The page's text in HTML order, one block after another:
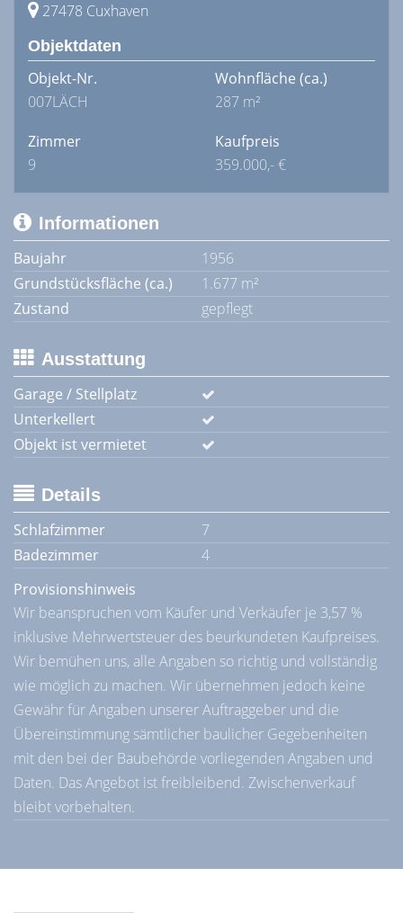
27478 Cuxhaven
Objektdaten
Objekt-Nr.
007LÄCH
Wohnfläche (ca.)
287 m²
Zimmer
9
Kaufpreis
359.000,- €
Informationen
Baujahr
1956
Grundstücksfläche (ca.)
1.677 m²
Zustand
gepflegt
Ausstattung
Garage / Stellplatz
Unterkellert
Objekt ist vermietet
Details
Schlafzimmer
7
Badezimmer
4
Provisionshinweis
Wir beanspruchen vom Käufer und Verkäufer je 3,57 %
inklusive Mehrwertsteuer des beurkundeten Kaufpreises.
Wir bemühen uns, alle Angaben so richtig und vollständig
wie möglich zu machen. Wir übernehmen jedoch keine
Gewähr für Angaben unserer Auftraggeber und die
Übereinstimmung sämtlicher baulicher Gegebenheiten
mit den bei der Baubehörde vorliegenden Angaben und
Daten. Das Angebot ist freibleibend. Zwischenverkauf
bleibt vorbehalten.